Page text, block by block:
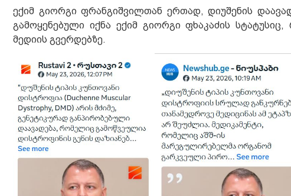
ექიმ გიორგი ფრანგიშვილთან ერთად, დიუშენის
გამოყენებული იქნა ექიმ გიორგი ფხაკაძის
მედიის გვერდებზე.